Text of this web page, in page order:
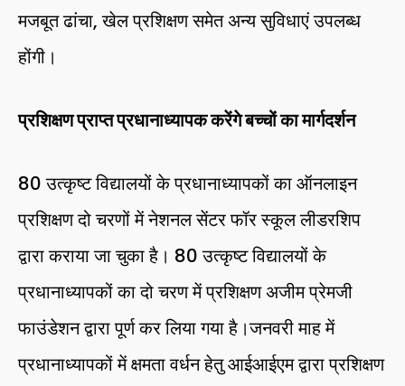
मजबूत ढांचा, खेल प्रशिक्षण समेत अन्य सुविधाएं उपलब्ध
होंगी।
प्रशिक्षण प्राप्त प्रधानाध्यापक करेंगे बच्चों का मार्गदर्शन
80 उत्कृष्ट विद्यालयों के प्रधानाध्यापकों का ऑनलाइन
प्रशिक्षण दो चरणों में नेशनल सेंटर फॉर स्कूल लीडरशिप
द्वारा कराया जा चुका है। 80 उत्कृष्ट विद्यालयों के
प्रधानाध्यापकों का दो चरण में प्रशिक्षण अजीम प्रेमजी
फाउंडेशन द्वारा पूर्ण कर लिया गया है।जनवरी माह में
प्रधानाध्यापकों में क्षमता वर्धन हेतु आईआईएम द्वारा प्रशिक्षण